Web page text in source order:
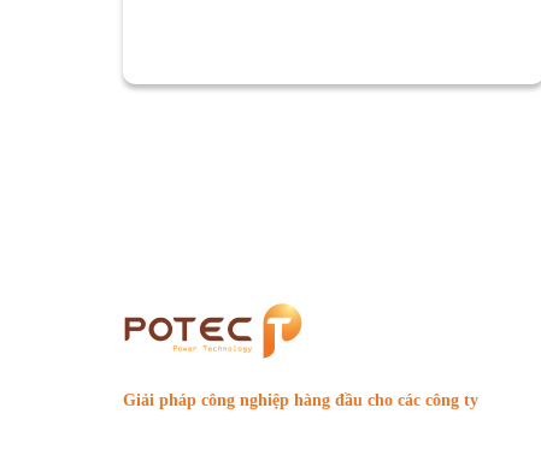
Giải pháp công nghiệp hàng đầu cho các công ty